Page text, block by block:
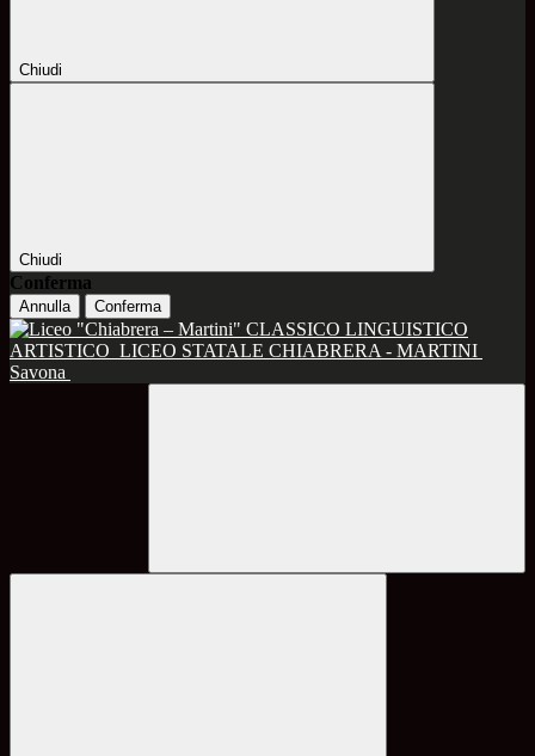
Chiudi
Chiudi
Conferma
Annulla Conferma
CLASSICO LINGUISTICO
ARTISTICO LICEO STATALE CHIABRERA - MARTINI
Savona